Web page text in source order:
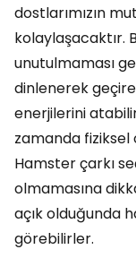
dostlarımızın
kolaylaşacaktır.
unutulmaması
dinlenerek
enerjilerini
zamanda fiziksel
Hamster çarkı
olmamasına
açık olduğunda
görebilirler.